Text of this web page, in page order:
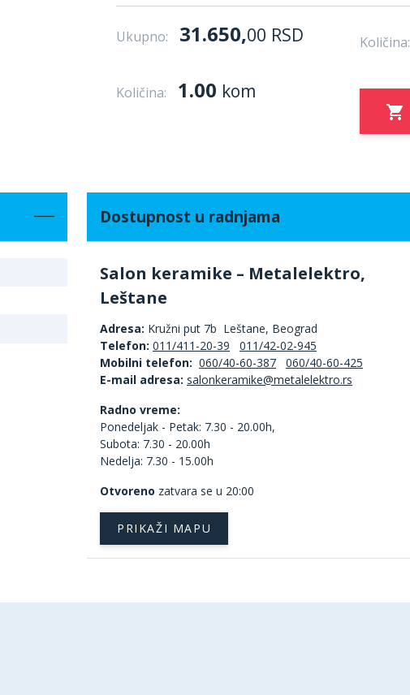
Ukupno: 31.650,00 RSD Količina:
Količina: 1.00 kom
Dostupnost u radnjama
Salon keramike – Metalelektro,
Leštane
Adresa: Kružni put 7b Leštane, Beograd
Telefon: 011/411-20-39
011/42-02-945
Mobilni telefon: 060/40-60-387
060/40-60-425
E-mail adresa:
Radno vreme:
Ponedeljak - Petak: 7.30 - 20.00h,
Subota: 7.30 - 20.00h
Nedelja: 7.30 - 15.00h
Otvoreno zatvara se u 20:00
PRIKAŽI MAPU